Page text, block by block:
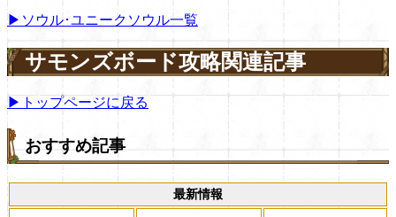
▶ソウル･ユニークソウル一覧
サモンズボード攻略関連記事
▶トップページに戻る
おすすめ記事
最新情報